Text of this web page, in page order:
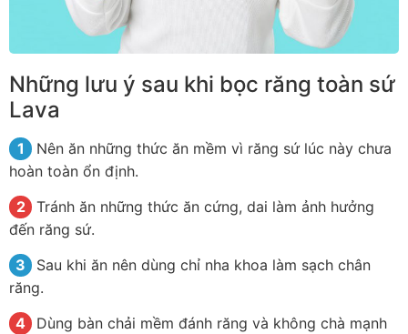
Những lưu ý sau khi bọc răng toàn sứ
Lava
Nên ăn những thức ăn mềm vì răng sứ lúc này chưa
hoàn toàn ổn định.
Tránh ăn những thức ăn cứng, dai làm ảnh hưởng
đến răng sứ.
Sau khi ăn nên dùng chỉ nha khoa làm sạch chân
răng.
Dùng bàn chải mềm đánh răng và không chà mạnh